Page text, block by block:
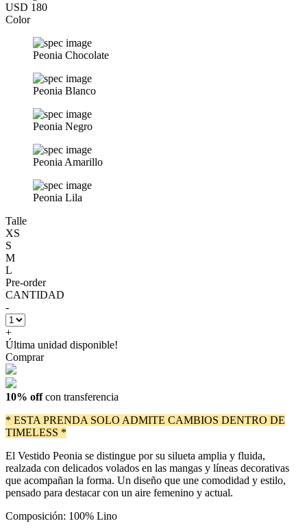
USD 180
Color
Peonia Chocolate
Peonia Blanco
Peonia Negro
Peonia Amarillo
Peonia Lila
Talle
XS
S
M
L
Pre-order
CANTIDAD
-
+
Última unidad disponible!
Comprar
10% offcon transferencia
* ESTA PRENDA SOLO ADMITE CAMBIOS DENTRO DE
TIMELESS *
El Vestido Peonia se distingue por su silueta amplia y fluida,
realzada con delicados volados en las mangas y líneas decorativas
que acompañan la forma. Un diseño que une comodidad y estilo,
pensado para destacar con un aire femenino y actual.
Composición: 100% Lino